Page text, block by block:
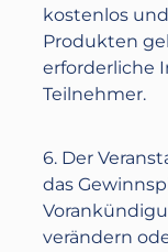
kostenlos
Produkten
erforderliche
Teilnehmer.
6. Der
das
verändern